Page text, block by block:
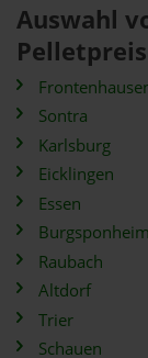
Auswahl
Sontra
Karlsburg
Eicklingen
Essen
Burgsponheim
Raubach
Altdorf
Trier
Schauen